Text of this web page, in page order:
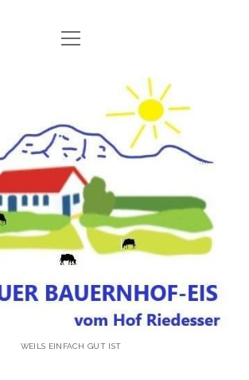
STARTSEITE
BAUERNHOF-EIS
EISSORTEN
KONTAKT
IMPRESSUM
DATENSCHUTZERKLÄRUNG
instagram
emailphone
Menü
öffnen
WEILS EINFACH GUT IST